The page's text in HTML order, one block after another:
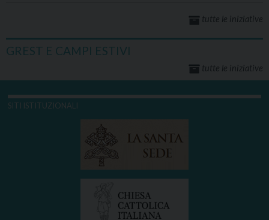
tutte le iniziative
GREST E CAMPI ESTIVI
tutte le iniziative
SITI ISTITUZIONALI